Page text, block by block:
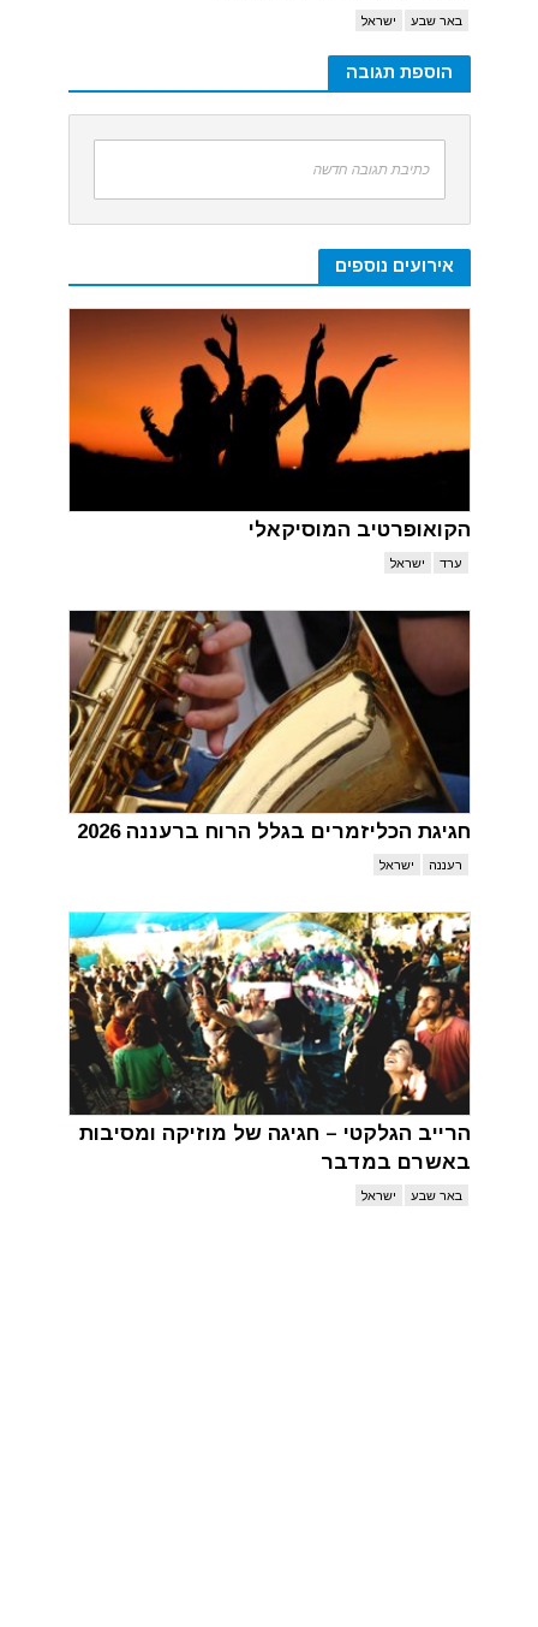
באר שבע ישראל
הוספת תגובה
כתיבת תגובה חדשה
אירועים נוספים
הקואופרטיב המוסיקאלי
ערד ישראל
חגיגת הכליזמרים בגלל הרוח ברעננה 2026
רעננה ישראל
הרייב הגלקטי – חגיגה של מוזיקה ומסיבות
באשרם במדבר
באר שבע ישראל